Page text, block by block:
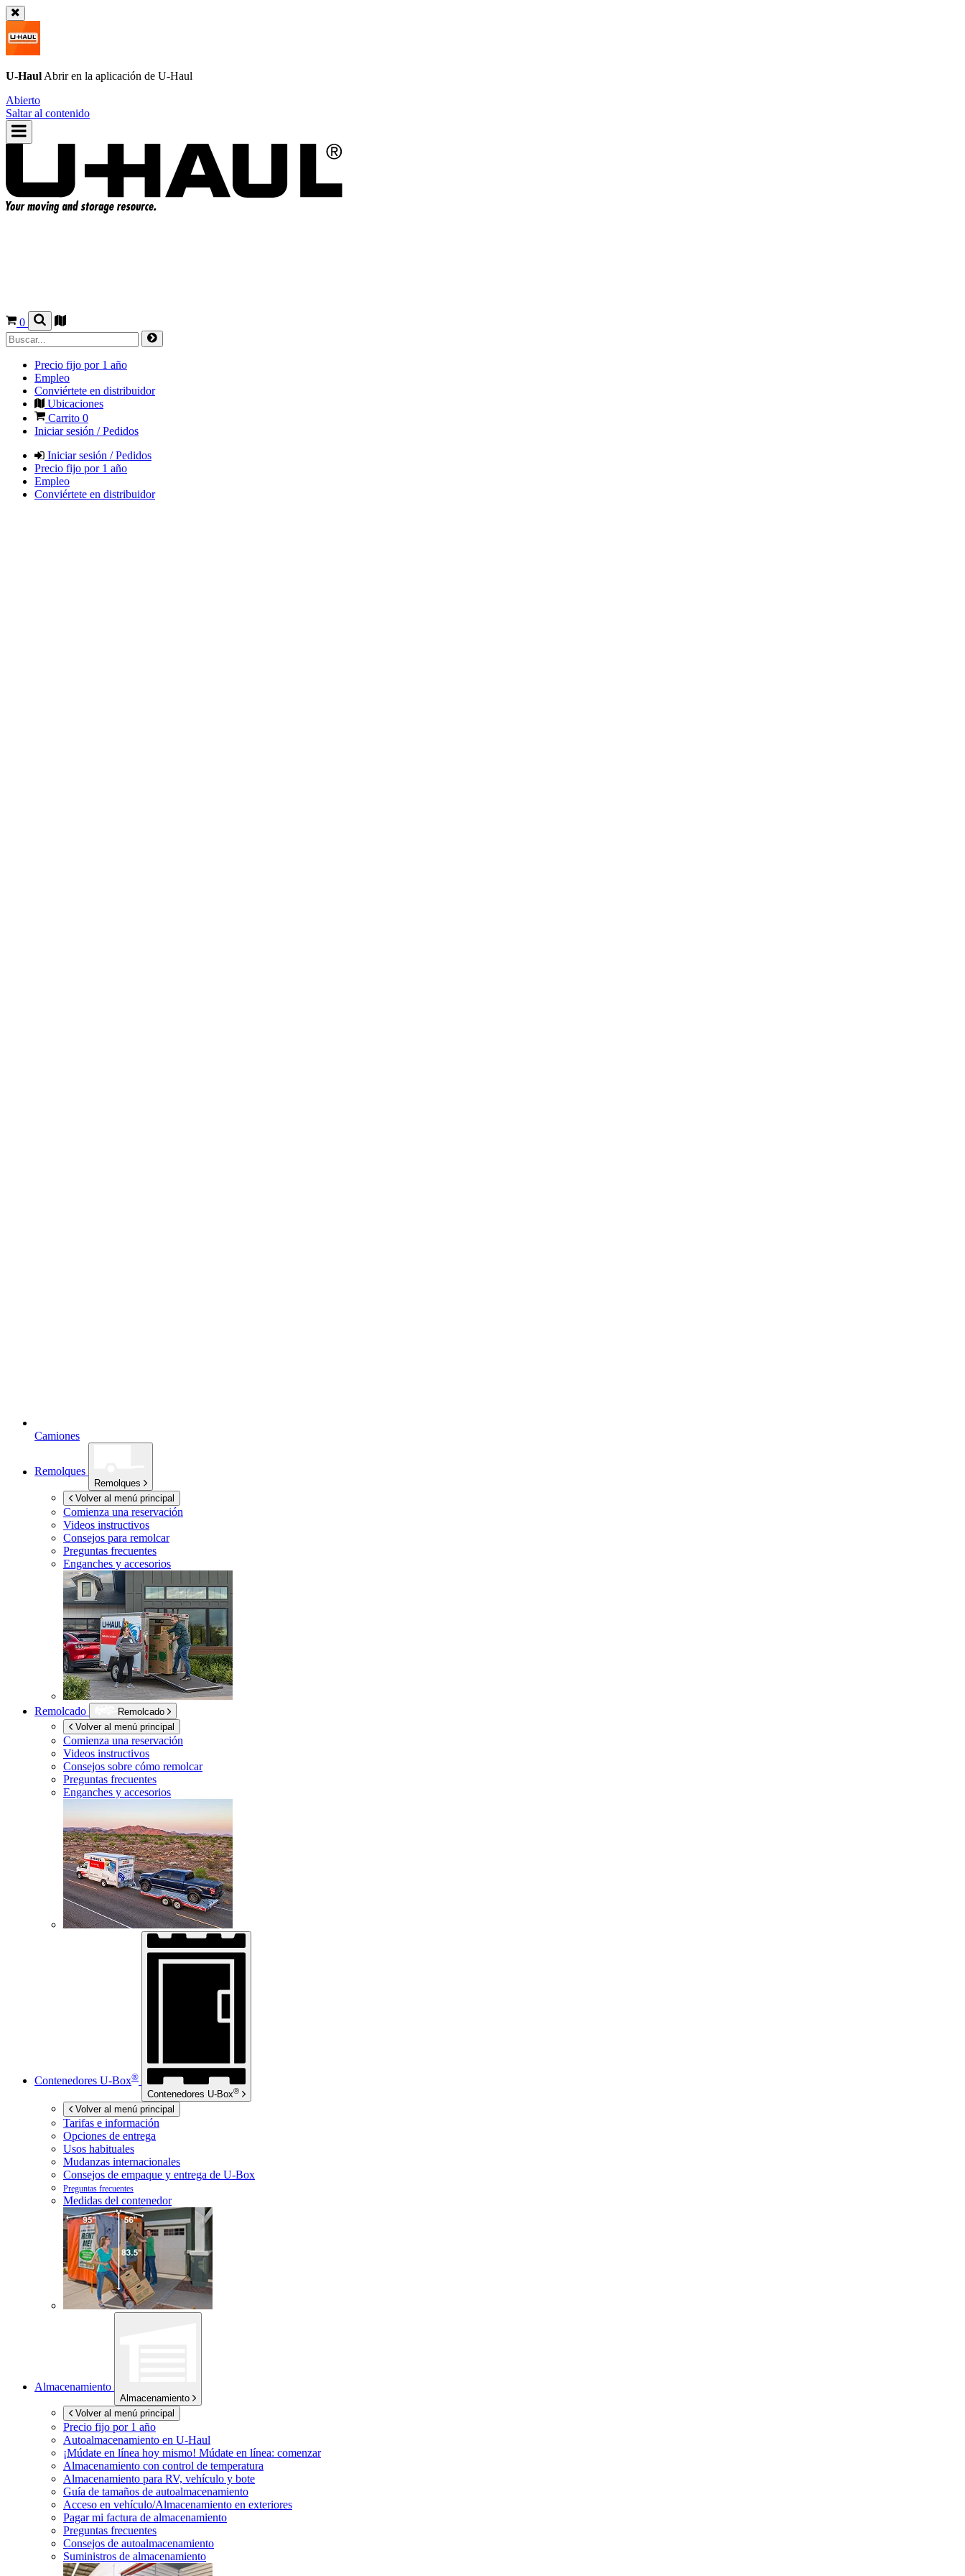
U-Haul Abrir en la aplicación de U-Haul
Abierto
Saltar al contenido
0
Precio fijo por 1 año
Empleo
Conviértete en distribuidor
Ubicaciones
Carrito 0
Iniciar sesión / Pedidos
Iniciar sesión / Pedidos
Precio fijo por 1 año
Empleo
Conviértete en distribuidor
Camiones
Remolques
Remolques
Volver al menú principal
Comienza una reservación
Videos instructivos
Consejos para remolcar
Preguntas frecuentes
Enganches y accesorios
Remolcado
Remolcado
Volver al menú principal
Comienza una reservación
Videos instructivos
Consejos sobre cómo remolcar
Preguntas frecuentes
Enganches y accesorios
Contenedores U-Box®
Contenedores U-Box®
Volver al menú principal
Tarifas e información
Opciones de entrega
Usos habituales
Mudanzas internacionales
Consejos de empaque y entrega de U-Box
Preguntas frecuentes
Medidas del contenedor
Almacenamiento
Almacenamiento
Volver al menú principal
Precio fijo por 1 año
Autoalmacenamiento en U-Haul
¡Múdate en línea hoy mismo! Múdate en línea: comenzar
Almacenamiento con control de temperatura
Almacenamiento para RV, vehículo y bote
Guía de tamaños de autoalmacenamiento
Acceso en vehículo/Almacenamiento en exteriores
Pagar mi factura de almacenamiento
Preguntas frecuentes
Consejos de autoalmacenamiento
Suministros de almacenamiento